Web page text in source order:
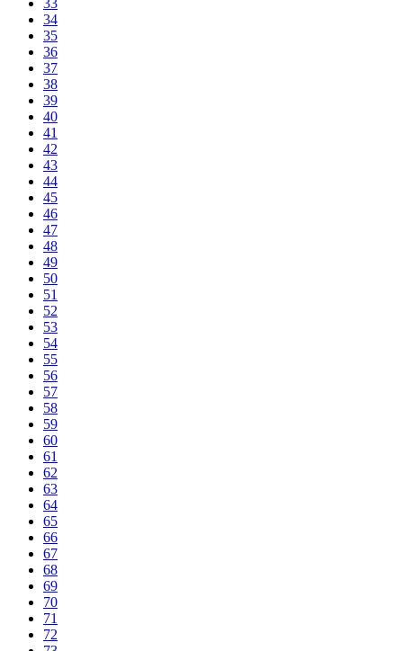
34
35
36
37
38
39
40
41
42
43
44
45
46
47
48
49
50
51
52
53
54
55
56
57
58
59
60
61
62
63
64
65
66
67
68
69
70
71
72